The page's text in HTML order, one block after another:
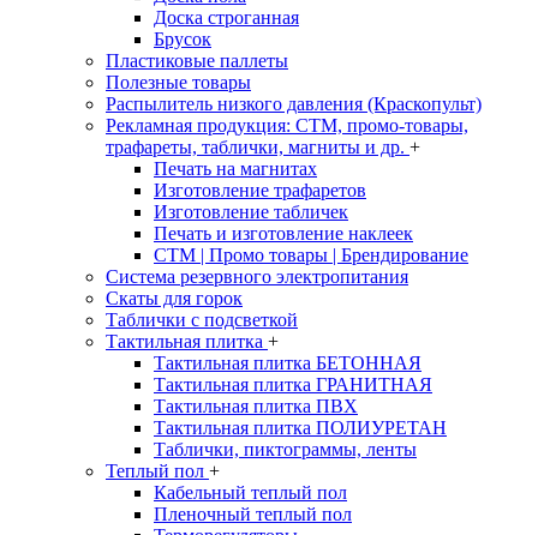
Доска строганная
Брусок
Пластиковые паллеты
Полезные товары
Распылитель низкого давления (Краскопульт)
Рекламная продукция: CTM, промо-товары,
трафареты, таблички, магниты и др. +
Печать на магнитах
Изготовление трафаретов
Изготовление табличек
Печать и изготовление наклеек
CTM | Промо товары | Брендирование
Система резервного электропитания
Скаты для горок
Таблички с подсветкой
Тактильная плитка +
Тактильная плитка БЕТОННАЯ
Тактильная плитка ГРАНИТНАЯ
Тактильная плитка ПВХ
Тактильная плитка ПОЛИУРЕТАН
Таблички, пиктограммы, ленты
Теплый пол +
Кабельный теплый пол
Пленочный теплый пол